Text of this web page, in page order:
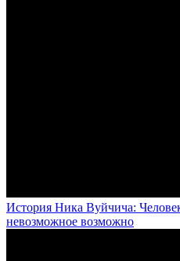
История Ника Вуйчича:
невозможное возможно